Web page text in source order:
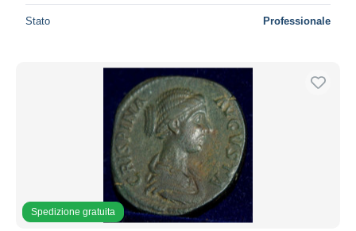
Stato Professionale
Spedizione gratuita